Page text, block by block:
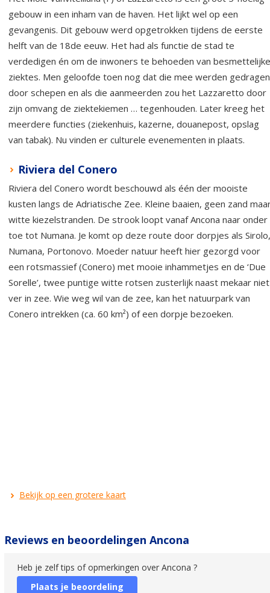
gebouw in een inham van de haven. Het lijkt wel op een
gevangenis. Dit gebouw werd opgetrokken tijdens de eerste
helft van de 18de eeuw. Het had als functie de stad te
verdedigen én om de inwoners te behoeden van besmettelijke
ziektes. Men geloofde toen nog dat die mee werden gedragen
door schepen en als die aanmeerden zou het Lazzaretto door
zijn omvang de ziektekiemen … tegenhouden. Later kreeg het
meerdere functies (ziekenhuis, kazerne, douanepost, opslag
van tabak). Nu vinden er culturele evenementen in plaats.
Riviera del Conero
Riviera del Conero wordt beschouwd als één der mooiste
kusten langs de Adriatische Zee. Kleine baaien, geen zand
witte kiezelstranden. De strook loopt vanaf Ancona naar onder
toe tot Numana. Je komt op deze route door dorpjes als Sirolo,
Numana, Portonovo. Moeder natuur heeft hier gezorgd voor
een rotsmassief (Conero) met mooie inhammetjes en de ‘Due
Sorelle’, twee puntige witte rotsen zusterlijk naast mekaar niet
ver in zee. Wie weg wil van de zee, kan het natuurpark van
Conero intrekken (ca. 60 km²) of een dorpje bezoeken.
Bekijk op een grotere kaart
Reviews en beoordelingen Ancona
Heb je zelf tips of opmerkingen over Ancona ?
Plaats je beoordeling